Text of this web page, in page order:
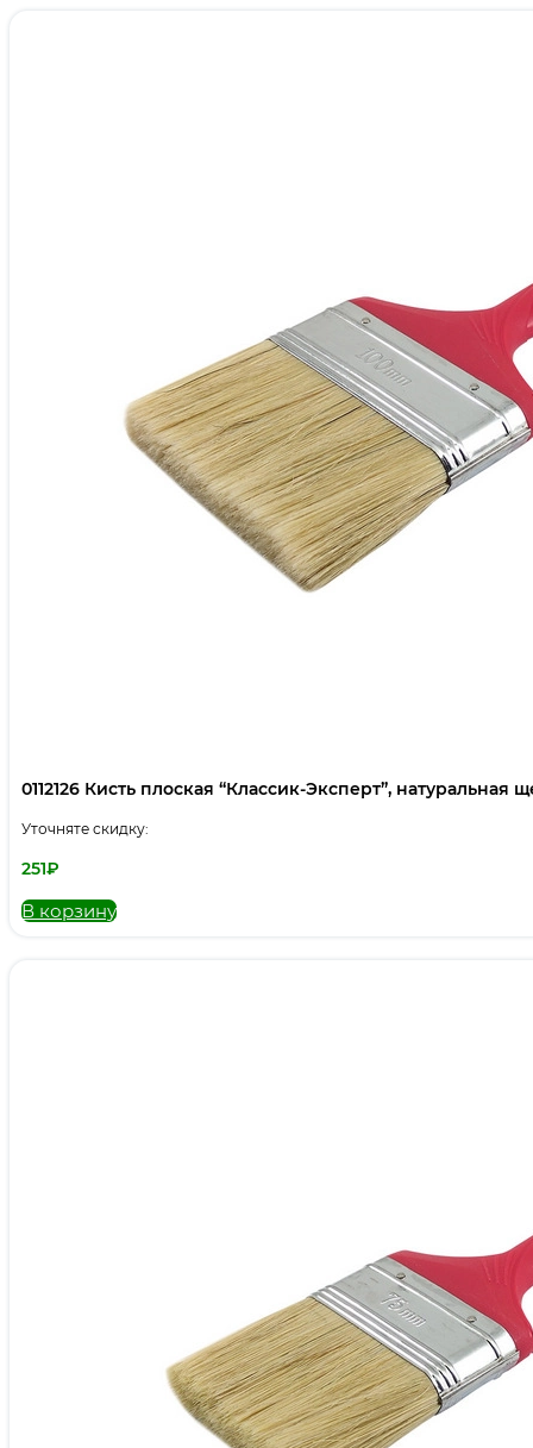
0112126 Кисть плоская “Классик-Эксперт”, натуральная
Уточняте скидку:
251₽
В корзину